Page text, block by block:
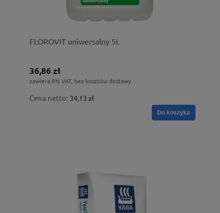
FLOROVIT uniwersalny 5L
36,86 zł
zawiera 8% VAT, bez kosztów dostawy
Cena netto: 34,13 zł
Do koszyka